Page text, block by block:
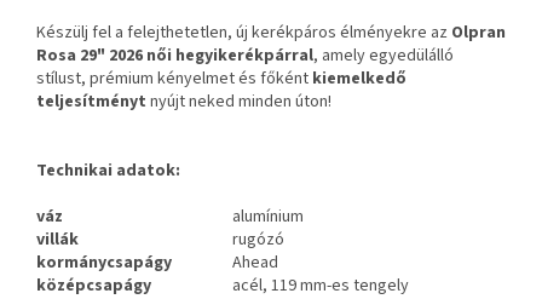
Készülj fel a felejthetetlen, új kerékpáros élményekre az Olpran
Rosa 29" 2026 női hegyikerékpárral, amely egyedülálló
stílust, prémium kényelmet és főként kiemelkedő
teljesítményt nyújt neked minden úton!
Technikai adatok:
váz
alumínium
villák
rugózó
kormánycsapágy
Ahead
középcsapágy
acél, 119 mm-es tengely